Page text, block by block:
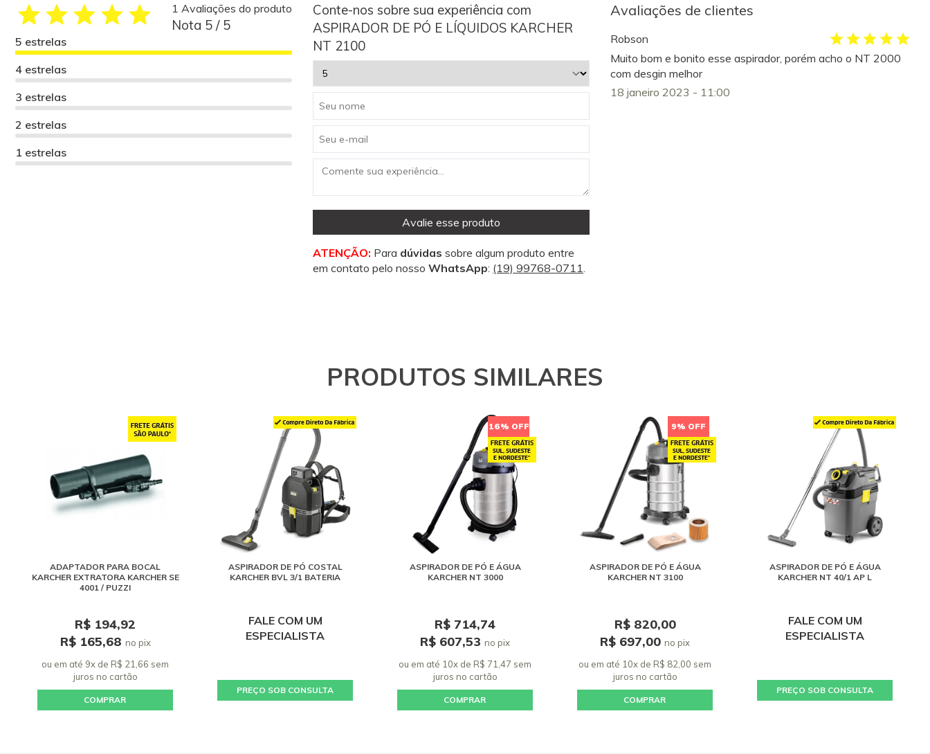
1 Avaliações do produto
Nota 5 / 5
5 estrelas
4 estrelas
3 estrelas
2 estrelas
1 estrelas
Conte-nos sobre sua experiência com
ASPIRADOR DE PÓ E LÍQUIDOS KARCHER
NT 2100
Avalie esse produto
ATENÇÃO: Para dúvidas sobre algum produto entre
em contato pelo nosso WhatsApp: (19) 99768-0711
Avaliações de clientes
Robson
Muito bom e bonito esse aspirador, porém acho o NT 2000
com desgin melhor
18 janeiro 2023 - 11:00
PRODUTOS SIMILARES
ADAPTADOR PARA BOCAL
KARCHER EXTRATORA KARCHER SE
4001 / PUZZI
R$ 194,92
R$ 165,68 no pix
ou em até 9x de R$ 21,66 sem
juros no cartão
COMPRAR
ASPIRADOR DE PÓ COSTAL
KARCHER BVL 3/1 BATERIA
FALE COM UM
ESPECIALISTA
PREÇO SOB CONSULTA
16% OFF
ASPIRADOR DE PÓ E ÁGUA
KARCHER NT 3000
R$ 714,74
R$ 607,53 no pix
ou em até 10x de R$ 71,47 sem
juros no cartão
COMPRAR
9% OFF
ASPIRADOR DE PÓ E ÁGUA
KARCHER NT 3100
R$ 820,00
R$ 697,00 no pix
ou em até 10x de R$ 82,00 sem
juros no cartão
COMPRAR
ASPIRADOR DE PÓ E ÁGUA
KARCHER NT 40/1 AP L
FALE COM UM
ESPECIALISTA
PREÇO SOB CONSULTA